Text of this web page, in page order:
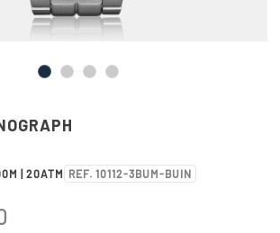
| 20ATM REF. 10112-3BUM-BUIN